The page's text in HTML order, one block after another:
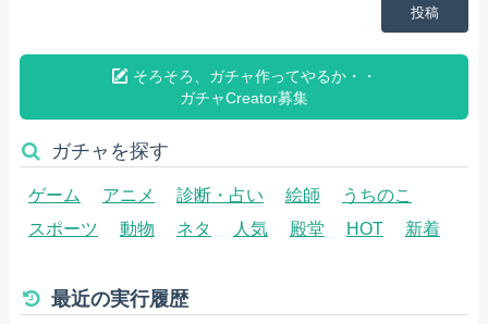
投稿
そろそろ、ガチャ作ってやるか・・
ガチャCreator募集
ガチャを探す
ゲーム アニメ 診断・占い 絵師
うちのこ
スポーツ
動物 ネタ 人気 殿堂 HOT 新着
最近の実行履歴